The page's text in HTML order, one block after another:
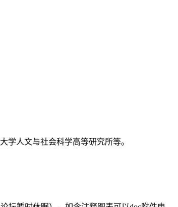
学人文与社会科学高等研究所等。